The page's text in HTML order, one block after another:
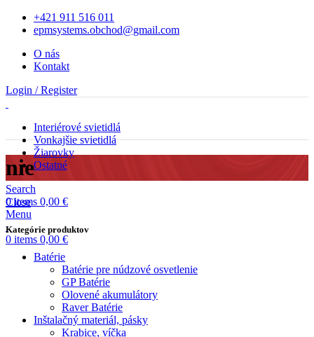
+421 911 516 011
epmsystems.obchod@gmail.com
O nás
Kontakt
Login / Register
Interiérové svietidlá
Vonkajšie svietidlá
Žiarovky
Ostatné
Search
0items 0,00 €
Menu
0 items 0,00 €
nie
Close
Kategórie produktov
Batérie
Batérie pre núdzové osvetlenie
GP Batérie
Olovené akumulátory
Raver Batérie
Inštalačný materiál, pásky
Krabice, víčka